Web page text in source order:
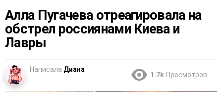
Алла Пугачева отреагировала на
обстрел россиянами Киева и
Лавры
Написала Диана
1.7k Просмотров